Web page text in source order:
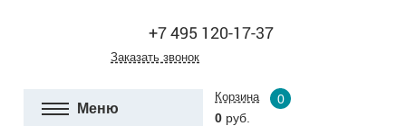
+7 495 120-17-37
Заказать звонок
Меню
Корзина
0
0 руб.